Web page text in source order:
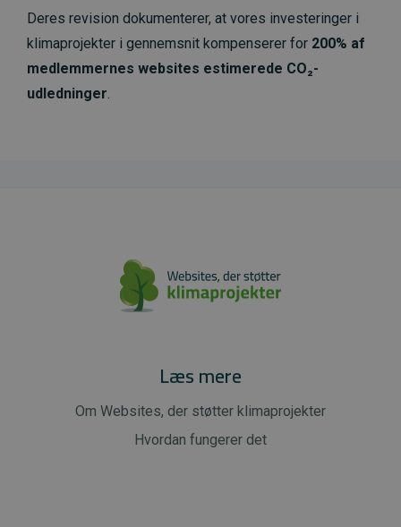
Deres revision dokumenterer, at vores investeringer i
klimaprojekter i gennemsnit kompenserer for 200% af
medlemmernes websites estimerede CO₂-
udledninger.
Læs mere
Om Websites, der støtter klimaprojekter
Hvordan fungerer det